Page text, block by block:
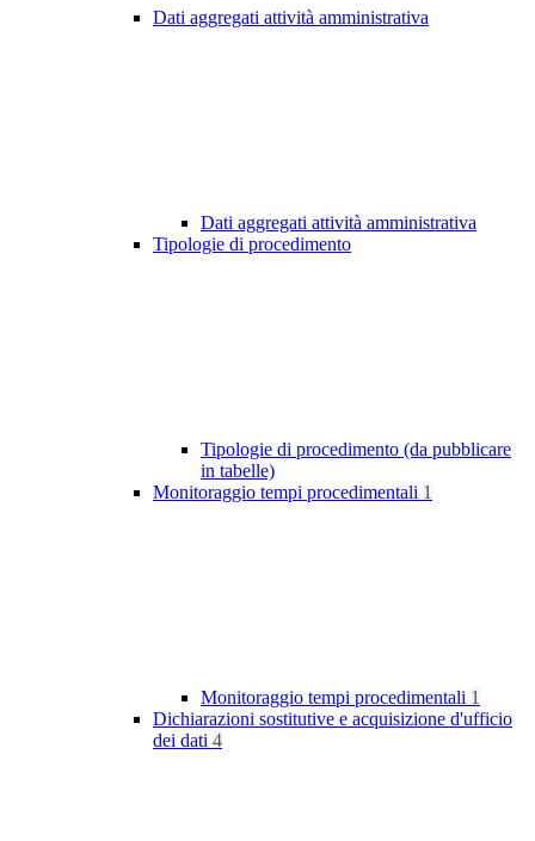
Dati aggregati attività amministrativa
Dati aggregati attività amministrativa
Tipologie di procedimento
Tipologie di procedimento (da pubblicare
in tabelle)
Monitoraggio tempi procedimentali 1
Monitoraggio tempi procedimentali 1
Dichiarazioni sostitutive e acquisizione d'ufficio
dei dati 4